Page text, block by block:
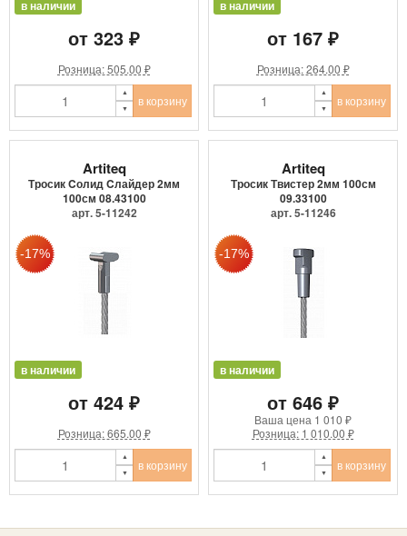
в наличии
от 323 ₽
Розница: 505.00 ₽
в корзину
в наличии
от 167 ₽
Розница: 264.00 ₽
в корзину
Artiteq
Тросик Cолид Cлайдер 2мм
100см 08.43100
арт. 5-11242
в наличии
от 424 ₽
Розница: 665.00 ₽
в корзину
Artiteq
Тросик Твистер 2мм 100см
09.33100
арт. 5-11246
в наличии
от 646 ₽
Ваша цена 1 010 ₽
Розница: 1 010.00 ₽
в корзину